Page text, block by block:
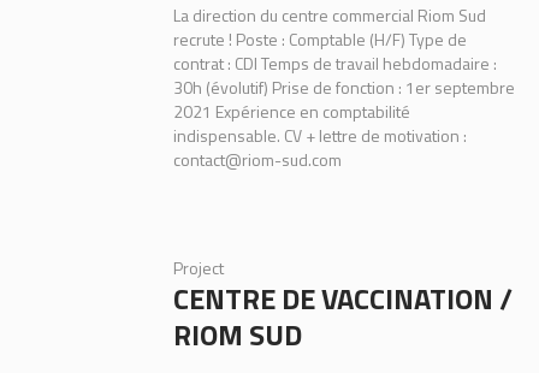
La direction du centre commercial Riom Sud
recrute ! Poste : Comptable (H/F) Type de
contrat : CDI Temps de travail hebdomadaire :
30h (évolutif) Prise de fonction : 1er septembre
2021 Expérience en comptabilité
indispensable. CV + lettre de motivation :
contact@riom-sud.com
Project
CENTRE DE VACCINATION /
RIOM SUD